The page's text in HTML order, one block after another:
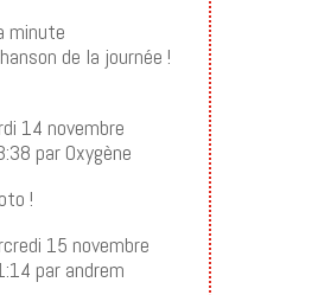
minute
de la journée !
14 novembre
par Oxygène
!
15 novembre
par andrem